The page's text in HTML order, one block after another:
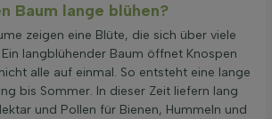
Baum lange blühen?
zeigen eine Blüte, die sich über viele
langblühender Baum öffnet Knospen
alle auf einmal. So entsteht eine lange
bis Sommer. In dieser Zeit liefern lang
und Pollen für Bienen, Hummeln und